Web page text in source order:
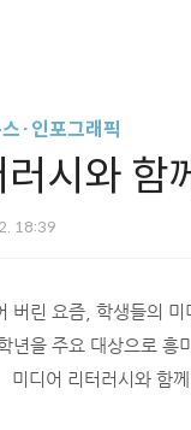
·인포그래픽
러시와 함
18:39
버린 요즘, 학생들의
년을 주요 대상으로 흥
미디어 리터러시와 함